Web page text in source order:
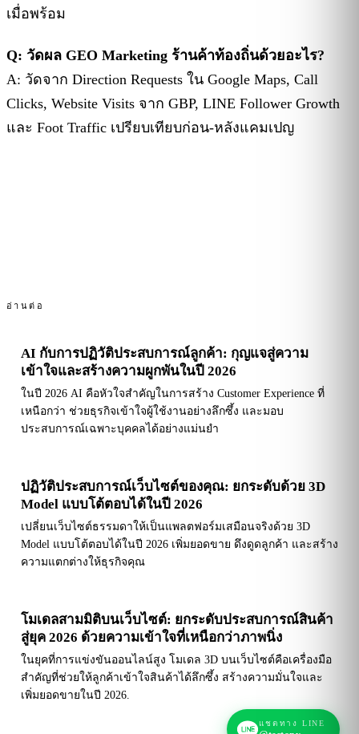
เมื่อพร้อม
Q: วัดผล GEO Marketing ร้านค้าท้องถิ่นด้วยอะไร?
A: วัดจาก Direction Requests ใน Google Maps, Call
Clicks, Website Visits จาก GBP, LINE Follower Growth
และ Foot Traffic เปรียบเทียบก่อน-หลังแคมเปญ
อ่านต่อ
AI กับการปฏิวัติประสบการณ์ลูกค้า: กุญแจสู่ความ
เข้าใจและสร้างความผูกพันในปี 2026
ในปี 2026 AI คือหัวใจสำคัญในการสร้าง Customer Experience ที่
เหนือกว่า ช่วยธุรกิจเข้าใจผู้ใช้งานอย่างลึกซึ้ง และมอบ
ประสบการณ์เฉพาะบุคคลได้อย่างแม่นยำ
ปฏิวัติประสบการณ์เว็บไซต์ของคุณ: ยกระดับด้วย 3D
Model แบบโต้ตอบได้ในปี 2026
เปลี่ยนเว็บไซต์ธรรมดาให้เป็นแพลตฟอร์มเสมือนจริงด้วย 3D
Model แบบโต้ตอบได้ในปี 2026 เพิ่มยอดขาย ดึงดูดลูกค้า และสร้าง
ความแตกต่างให้ธุรกิจคุณ
โมเดลสามมิติบนเว็บไซต์: ยกระดับประสบการณ์สินค้า
สู่ยุค 2026 ด้วยความเข้าใจที่เหนือกว่าภาพนิ่ง
ในยุคที่การแข่งขันออนไลน์สูง โมเดล 3D บนเว็บไซต์คือเครื่องมือ
สำคัญที่ช่วยให้ลูกค้าเข้าใจสินค้าได้ลึกซึ้ง สร้างความมั่นใจและ
เพิ่มยอดขายในปี 2026.
แชตทาง LINE